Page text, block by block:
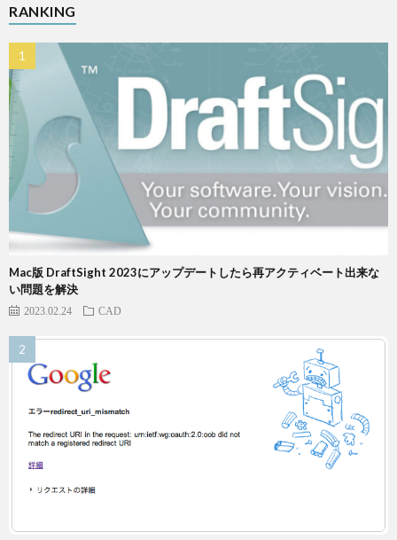
RANKING
Mac版 DraftSight 2023にアップデートしたら再アクティベート出来な
い問題を解決
2023.02.24 CAD